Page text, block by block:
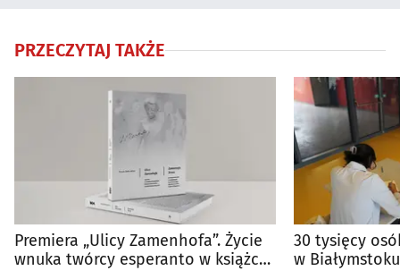
PRZECZYTAJ TAKŻE
Premiera „Ulicy Zamenhofa”. Życie
wnuka twórcy esperanto w książce
30 tysięcy
w